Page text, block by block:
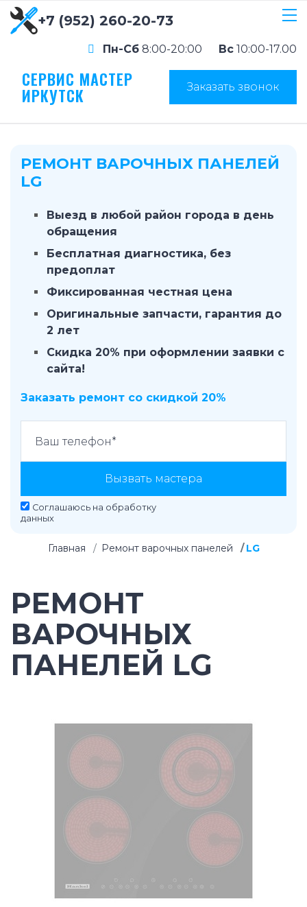
+7 (952) 260-20-73
Пн-Сб 8:00-20:00 Вс 10:00-17.00
СЕРВИС МАСТЕР
ИРКУТСК Заказать звонок
РЕМОНТ ВАРОЧНЫХ ПАНЕЛЕЙ
LG
Выезд в любой район города в день
обращения
Бесплатная диагностика, без
предоплат
Фиксированная честная цена
Оригинальные запчасти, гарантия до
2 лет
Скидка 20% при оформлении заявки с
сайта!
Заказать ремонт со скидкой 20%
Вызвать мастера
Соглашаюсь на обработку
данных
Главная Ремонт варочных панелей LG
РЕМОНТ
ВАРОЧНЫХ
ПАНЕЛЕЙ LG